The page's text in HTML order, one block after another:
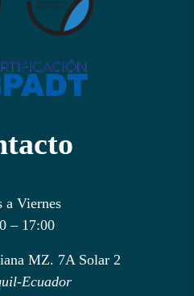
a Viernes
– 17:00
MZ. 7A Solar 2
Ecuador